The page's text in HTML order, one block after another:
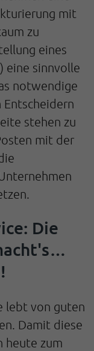
mit
zu
eines
eine sinnvolle
notwendige
stehen zu
mit der
Die
lebt von guten
Damit diese
heute zum